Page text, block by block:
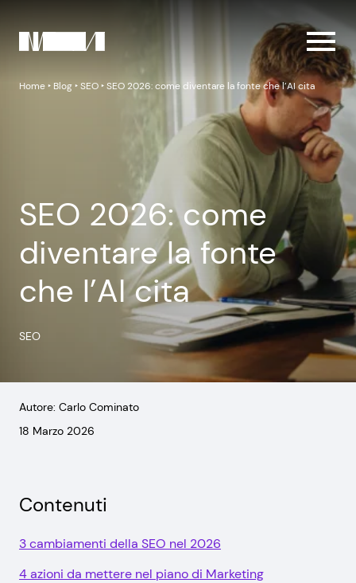
Home‣ Blog‣SEO‣SEO 2026: come diventare la fonte che l’AI cita
SEO 2026: come
diventare la fonte
che l’AI cita
SEO
Autore: Carlo Cominato
18 Marzo 2026
Contenuti
3 cambiamenti della SEO nel 2026
4 azioni da mettere nel piano di Marketing